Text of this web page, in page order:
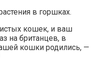
в горшках.
кошек, и ваш
на британцев, в
кошки родились, —